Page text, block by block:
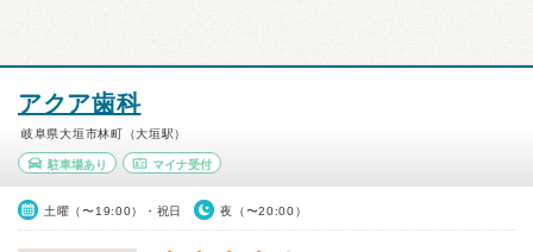
アクア歯科
岐阜県大垣市林町（大垣駅）
駐車場あり マイナ受付
土曜（〜19:00）・祝日 夜（〜20:00）